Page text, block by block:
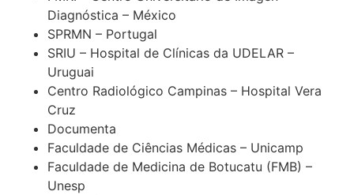
Diagnóstica – México
SPRMN – Portugal
SRIU – Hospital de Clínicas da UDELAR –
Uruguai
Centro Radiológico Campinas – Hospital Vera
Cruz
Documenta
Faculdade de Ciências Médicas – Unicamp
Faculdade de Medicina de Botucatu (FMB) –
Unesp